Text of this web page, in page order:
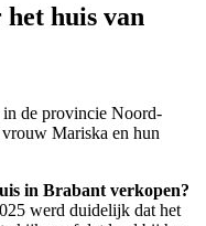
het huis van
de provincie Noord-
Mariska en hun
in Brabant verkopen?
werd duidelijk dat het